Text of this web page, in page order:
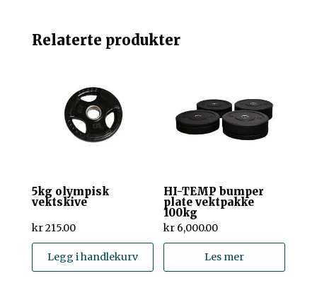
Relaterte produkter
5kg olympisk
vektskive
kr215.00
Legg i handlekurv
HI-TEMP bumper
plate vektpakke
100kg
kr 6,000.00
Les mer